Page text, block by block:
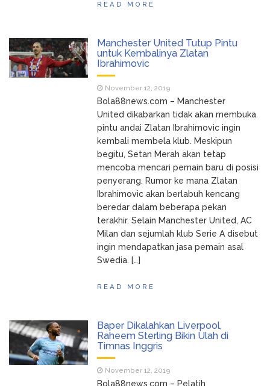
READ MORE
Manchester United Tutup Pintu
untuk Kembalinya Zlatan
Ibrahimovic
November 12, 2019
Bola88news.com – Manchester
United dikabarkan tidak akan membuka
pintu andai Zlatan Ibrahimovic ingin
kembali membela klub. Meskipun
begitu, Setan Merah akan tetap
mencoba mencari pemain baru di posisi
penyerang. Rumor ke mana Zlatan
Ibrahimovic akan berlabuh kencang
beredar dalam beberapa pekan
terakhir. Selain Manchester United, AC
Milan dan sejumlah klub Serie A disebut
ingin mendapatkan jasa pemain asal
Swedia. […]
READ MORE
Baper Dikalahkan Liverpool,
Raheem Sterling Bikin Ulah di
Timnas Inggris
November 12, 2019
Bola88news.com – Pelatih